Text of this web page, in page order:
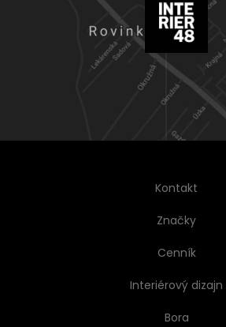
Kontakt
Značky
Cenník
Interiérový dizajn
Bora